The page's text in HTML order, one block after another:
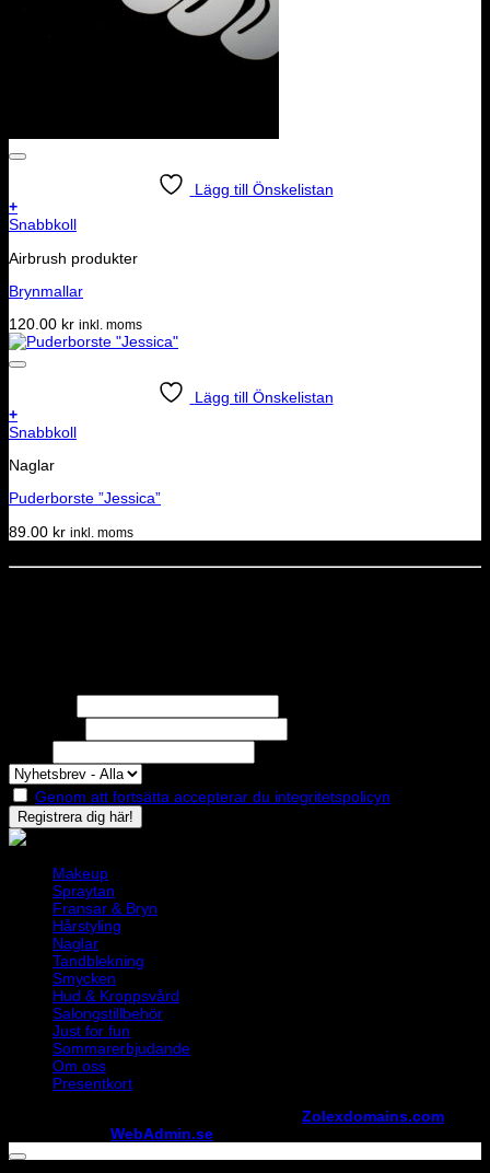
Lägg till Önskelistan
+
Snabbkoll
Airbrush produkter
Brynmallar
120.00 kr inkl. moms
Lägg till Önskelistan
+
Snabbkoll
Naglar
Puderborste ”Jessica”
89.00 kr inkl. moms
Genom att fortsätta accepterar du integritetspolicyn
Makeup
Spraytan
Fransar & Bryn
Hårstyling
Naglar
Tandblekning
Smycken
Hud & Kroppsvård
Salongstillbehör
Just for fun
Sommarerbjudande
Om oss
Presentkort
Zolexdomains.com
WebAdmin.se